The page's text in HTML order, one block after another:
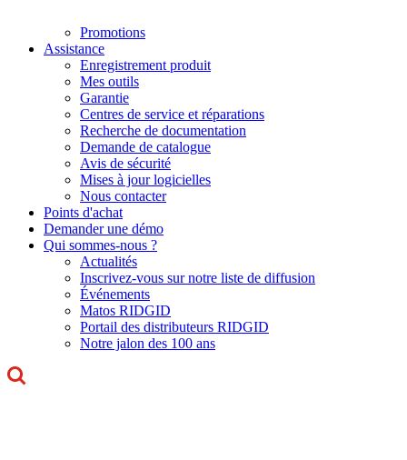
Promotions
Assistance
Enregistrement produit
Mes outils
Garantie
Centres de service et réparations
Recherche de documentation
Demande de catalogue
Avis de sécurité
Mises à jour logicielles
Nous contacter
Points d'achat
Demander une démo
Qui sommes-nous ?
Actualités
Inscrivez-vous sur notre liste de diffusion
Événements
Matos RIDGID
Portail des distributeurs RIDGID
Notre jalon des 100 ans